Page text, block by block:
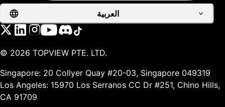
العربية
© 2026 TOPVIEW PTE. LTD.
Singapore: 20 Collyer Quay #20-03, Singapore 049319
Los Angeles: 15970 Los Serranos CC Dr #251, Chino Hills,
CA 91709